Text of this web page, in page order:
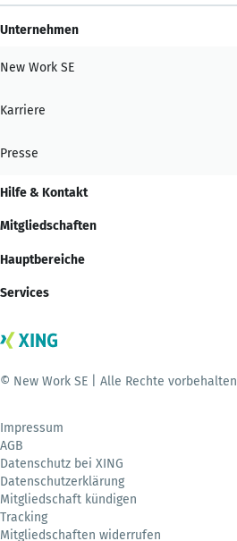
Unternehmen
New Work SE
Karriere
Presse
Hilfe & Kontakt
Mitgliedschaften
Hauptbereiche
Services
© New Work SE | Alle Rechte vorbehalten
Impressum
AGB
Datenschutz bei XING
Datenschutzerklärung
Mitgliedschaft kündigen
Tracking
Mitgliedschaften widerrufen